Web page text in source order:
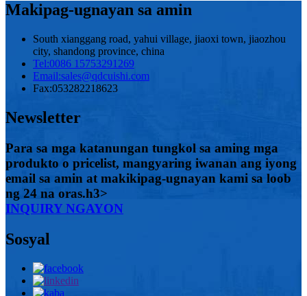
Makipag-ugnayan sa amin
South xianggang road, yahui village, jiaoxi town, jiaozhou
city, shandong province, china
Tel:0086 15753291269
Email:sales@qdcuishi.com
Fax:053282218623
Newsletter
Para sa mga katanungan tungkol sa aming mga
produkto o pricelist, mangyaring iwanan ang iyong
email sa amin at makikipag-ugnayan kami sa loob
ng 24 na oras.h3>
INQUIRY NGAYON
Sosyal